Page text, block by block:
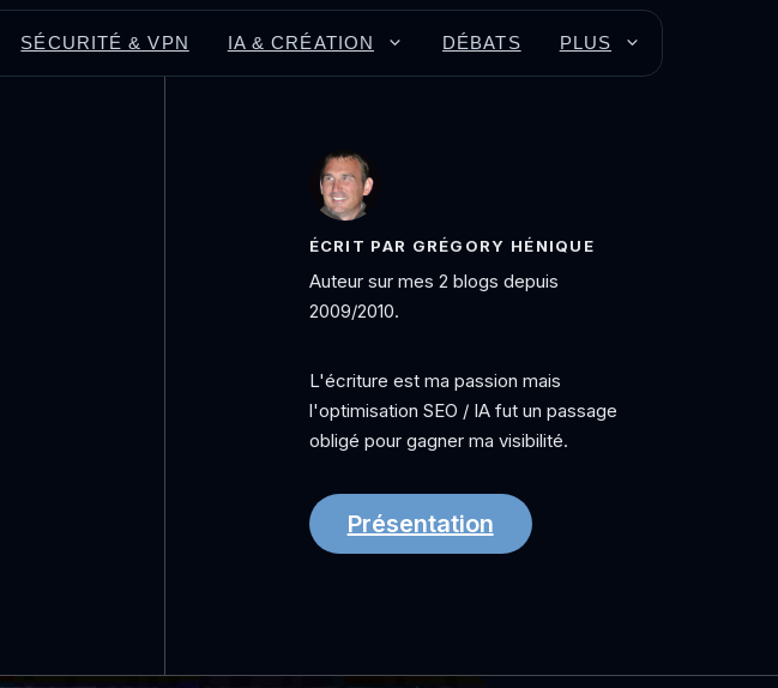
SÉCURITÉ & VPN IA & CRÉATION DÉBATS PLUS
ÉCRIT PAR GRÉGORY HÉNIQUE
Auteur sur mes 2 blogs depuis
2009/2010.
L'écriture est ma passion mais
l'optimisation SEO / IA fut un passage
obligé pour gagner ma visibilité.
Présentation